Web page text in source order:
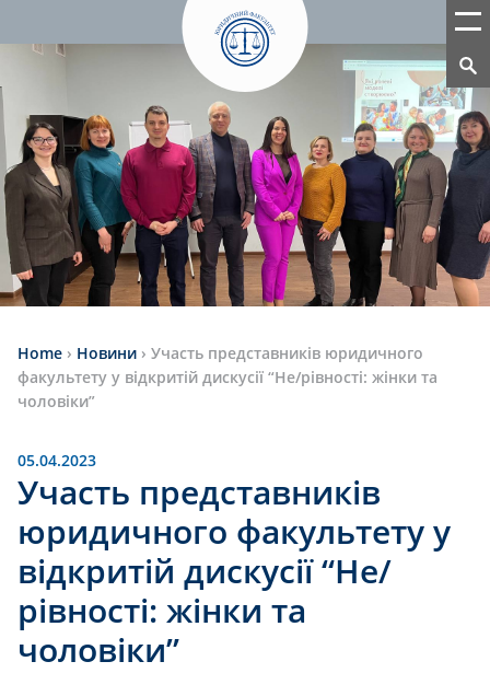
Home › Новини › Участь представників юридичного
факультету у відкритій дискусії “Не/рівності: жінки та
чоловіки”
05.04.2023
Участь представників
юридичного факультету у
відкритій дискусії “Не/
рівності: жінки та
чоловіки”